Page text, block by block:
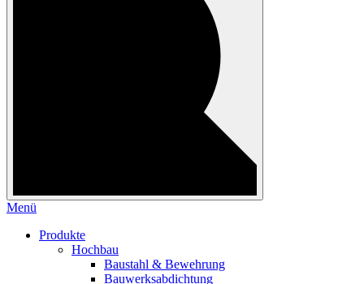
Menü
Produkte
Hochbau
Baustahl & Bewehrung
Bauwerksabdichtung